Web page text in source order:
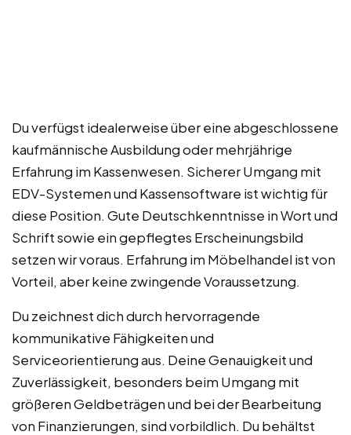
Du verfügst idealerweise über eine abgeschlossene
kaufmännische Ausbildung oder mehrjährige
Erfahrung im Kassenwesen. Sicherer Umgang mit
EDV-Systemen und Kassensoftware ist wichtig für
diese Position. Gute Deutschkenntnisse in Wort und
Schrift sowie ein gepflegtes Erscheinungsbild
setzen wir voraus. Erfahrung im Möbelhandel ist von
Vorteil, aber keine zwingende Voraussetzung.
Du zeichnest dich durch hervorragende
kommunikative Fähigkeiten und
Serviceorientierung aus. Deine Genauigkeit und
Zuverlässigkeit, besonders beim Umgang mit
größeren Geldbeträgen und bei der Bearbeitung
von Finanzierungen, sind vorbildlich. Du behältst